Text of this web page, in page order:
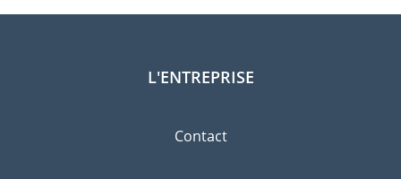
Choisissez le bon déménageur
indépendants tels que la FIDI vous permettront d'avoir une
variété des emballages disponibles ainsi qu'un réseau
L'ENTREPRISE
Contact